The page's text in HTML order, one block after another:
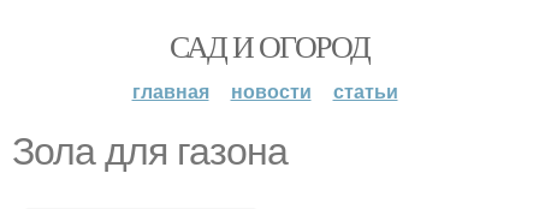
САД И ОГОРОД
главная новости статьи
Зола для газона